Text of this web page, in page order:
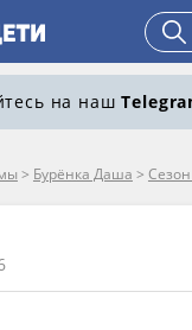
на наш
> Бурёнка Даша >